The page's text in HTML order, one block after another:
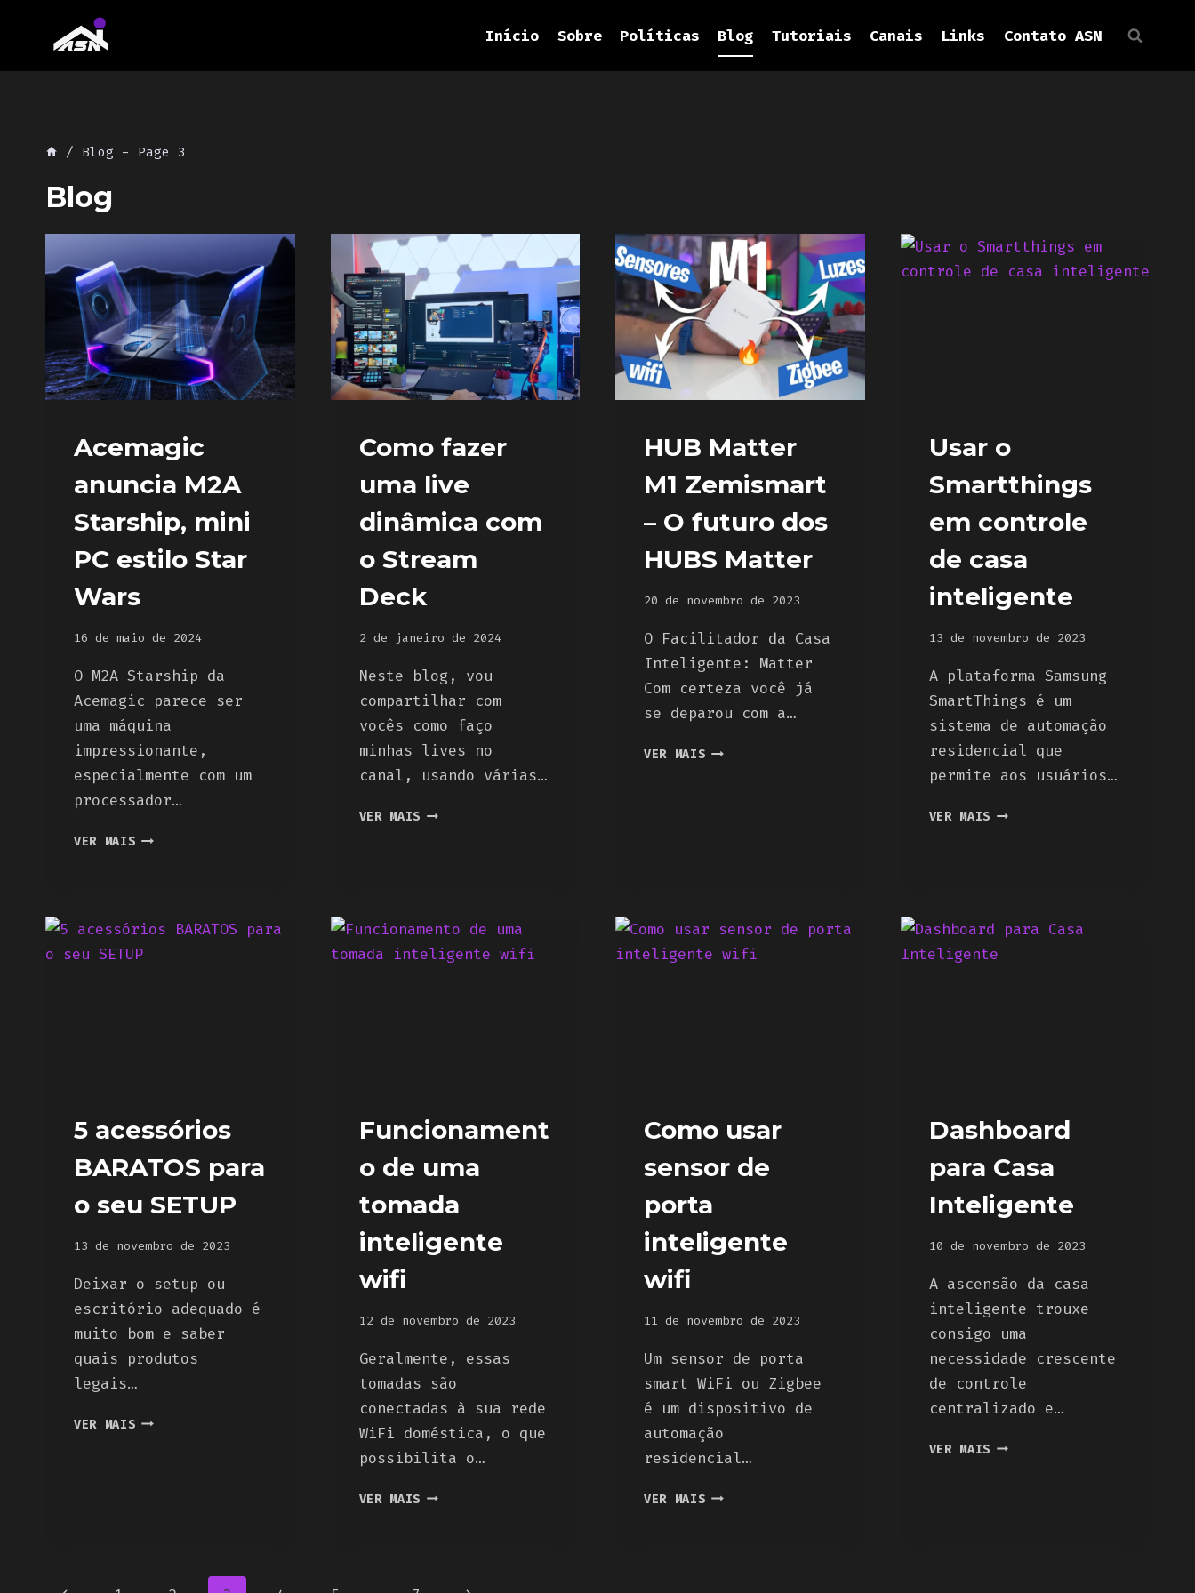
Início Sobre Políticas Blog Tutoriais Canais Links Contato ASN
/ Blog - Page 3
Blog
Acemagic
anuncia M2A
Starship, mini
PC estilo Star
Wars
16 de maio de 2024
O M2A Starship da
Acemagic parece ser
uma máquina
impressionante,
especialmente com um
processador…
VER MAISACEMAGIC
PC
ESTILO
Como fazer
uma live
dinâmica com
o Stream
Deck
2 de janeiro de 2024
Neste blog, vou
compartilhar com
vocês como faço
minhas lives no
canal, usando várias…
VER MAISCOMO
O
STREAM
HUB Matter
M1 Zemismart
– O futuro dos
HUBS Matter
20 de novembro de 2023
O Facilitador da Casa
Inteligente: Matter
Com certeza você já
se deparou com a…
VER MAISHUB
MATTER
Usar o
Smartthings
em controle
de casa
inteligente
13 de novembro de 2023
A plataforma Samsung
SmartThings é um
sistema de automação
residencial que
permite aos usuários…
VER MAISUSAR
CASA
INTELIGENTE
5 acessórios
BARATOS para
o seu SETUP
13 de novembro de 2023
Deixar o setup ou
escritório adequado é
muito bom e saber
quais produtos
legais…
VER MAIS5
Funcionament
o de uma
tomada
inteligente
wifi
12 de novembro de 2023
Geralmente, essas
tomadas são
conectadas à sua rede
WiFi doméstica, o que
possibilita o…
VER MAISFUNCIONAMENTO
Como usar
sensor de
porta
inteligente
wifi
11 de novembro de 2023
Um sensor de porta
smart WiFi ou Zigbee
é um dispositivo de
automação
residencial…
VER MAISCOMO
Dashboard
para Casa
Inteligente
10 de novembro de 2023
A ascensão da casa
inteligente trouxe
consigo uma
necessidade crescente
de controle
centralizado e…
VER MAISDASHBOARD